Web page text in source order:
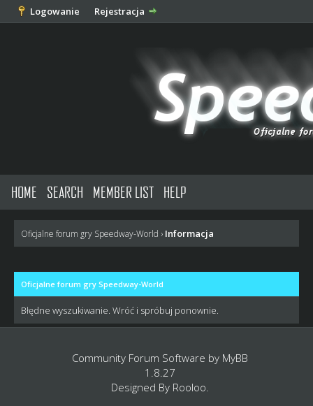
Logowanie Rejestracja
HOME SEARCH MEMBER LIST HELP
Oficjalne forum gry Speedway-World › Informacja
Oficjalne forum gry Speedway-World
Błędne wyszukiwanie. Wróć i spróbuj ponownie.
Community Forum Software by MyBB
1.8.27
Designed By Rooloo.